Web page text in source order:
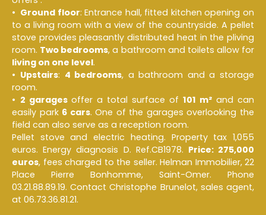
Ground floor: Entrance hall, fitted kitchen opening on
to a living room with a view of the countryside. A pellet
stove provides pleasantly distributed heat in the pliving
room. Two bedrooms, a bathroom and toilets allow for
living on one level.
Upstairs: 4 bedrooms, a bathroom and a storage
room.
2 garagesoffer a total surface of101 m² and can
easily park 6 cars. One of the garages overlooking the
field can also serve as a reception room.
Pellet stove and electric heating. Property tax 1,055
euros. Energy diagnosis D. Ref.CB1978. Price: 275,000
euros, fees charged to the seller. Helman Immobilier, 22
Place Pierre Bonhomme, Saint-Omer. Phone
03.21.88.89.19. Contact Christophe Brunelot, sales agent,
at 06.73.36.81.21.